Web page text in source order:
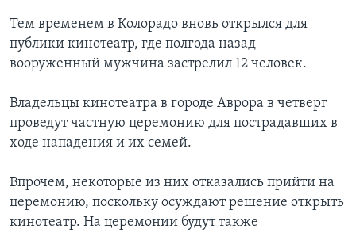
Тем временем в Колорадо вновь открылся для
публики кинотеатр, где полгода назад
вооруженный мужчина застрелил 12 человек.
Владельцы кинотеатра в городе Аврора в четверг
проведут частную церемонию для пострадавших в
ходе нападения и их семей.
Впрочем, некоторые из них отказались прийти на
церемонию, поскольку осуждают решение открыть
кинотеатр. На церемонии будут также